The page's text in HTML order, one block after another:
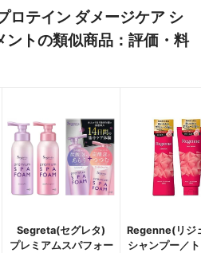
ロテイン ダメージケア シ
ントの類似商品：評価・料
Segreta(セグレタ)
プレミアムスパフォー
Regenne(リジ
シャンプー／